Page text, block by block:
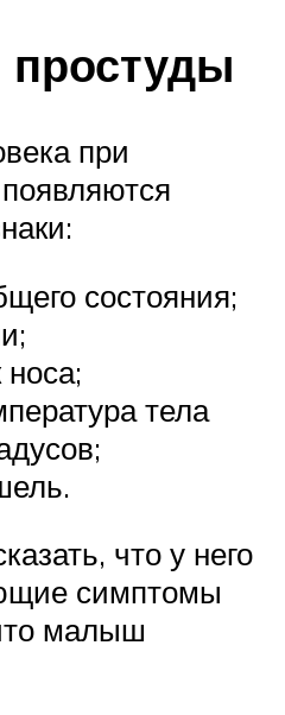
при
состояния;
носа;
тела
что у него
симптомы
малыш